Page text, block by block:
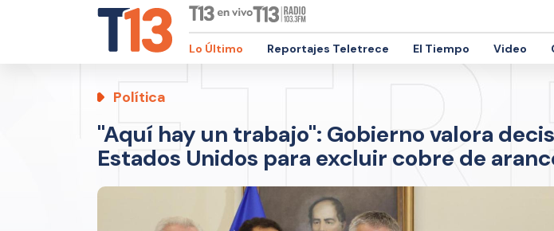
Lo Último Reportajes Teletrece El Tiempo Video
Política
"Aquí hay un trabajo": Gobierno valora
Estados Unidos para excluir cobre de